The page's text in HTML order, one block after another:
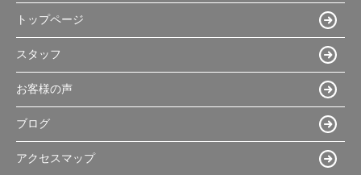
トップページ
スタッフ
お客様の声
ブログ
アクセスマップ